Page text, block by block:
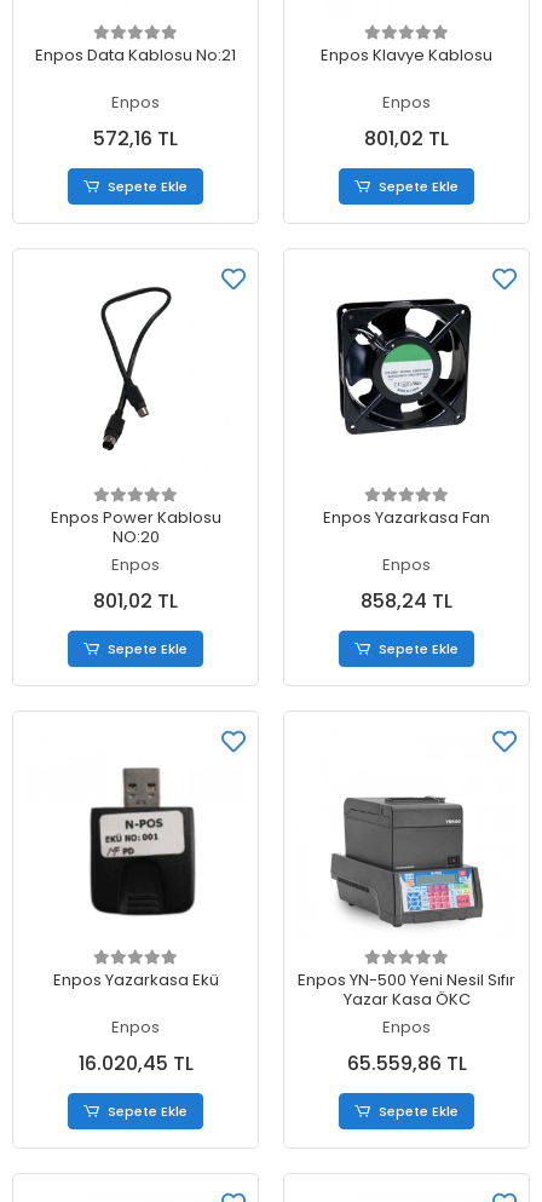
Sepete Ekle
Enpos Data Kablosu No:21
Enpos
572,16 TL
Sepete Ekle
Sepete Ekle
Enpos Klavye Kablosu
Enpos
801,02 TL
Sepete Ekle
Sepete Ekle
Enpos Power Kablosu
NO:20
Enpos
801,02 TL
Sepete Ekle
Sepete Ekle
Enpos Yazarkasa Fan
Enpos
858,24 TL
Sepete Ekle
Sepete Ekle
Enpos Yazarkasa Ekü
Enpos
16.020,45 TL
Sepete Ekle
Sepete Ekle
Enpos YN-500 Yeni Nesil Sıfır
Yazar Kasa ÖKC
Enpos
65.559,86 TL
Sepete Ekle